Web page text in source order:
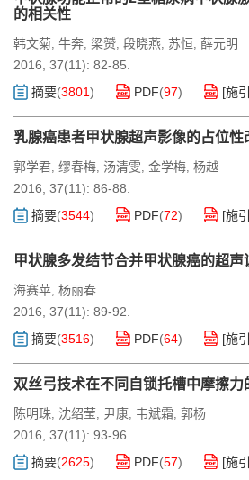
的相关性
韩文菊, 牛奔, 梁赟, 段晓燕, 苏恒, 薛元明
2016, 37(11): 82-85.
摘要(3801) PDF(97) [施
乳腺癌患者甲状腺超声影像的占位性
郭学君, 缪春梅, 汤清雯, 金学梅, 杨越
2016, 37(11): 86-88.
摘要(3544) PDF(72) [施
甲状腺多发结节合并甲状腺癌的超声
海赛苹, 杨丽春
2016, 37(11): 89-92.
摘要(3516) PDF(64) [施
双丝弓技术在不同自锁托槽中摩擦力
陈明珠, 沈绍莹, 尹康, 韦斌霜, 郭杨
2016, 37(11): 93-96.
摘要(2625) PDF(57) [施